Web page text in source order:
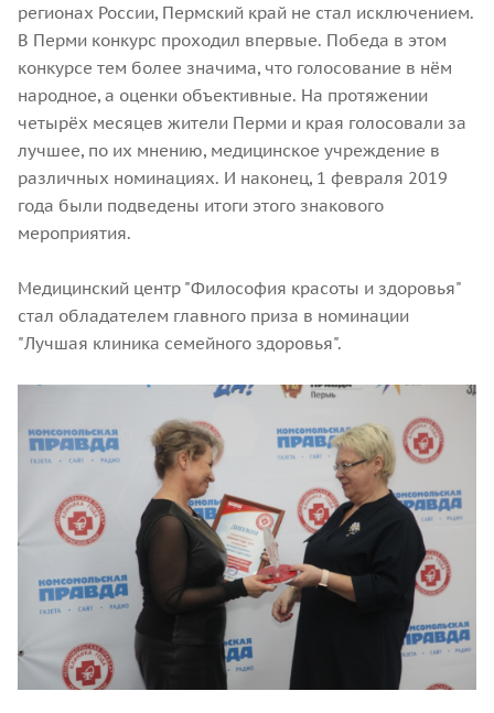
регионах России, Пермский край не стал исключением.
В Перми конкурс проходил впервые. Победа в этом
конкурсе тем более значима, что голосование в нём
народное, а оценки объективные. На протяжении
четырёх месяцев жители Перми и края голосовали за
лучшее, по их мнению, медицинское учреждение в
различных номинациях. И наконец, 1 февраля 2019
года были подведены итоги этого знакового
мероприятия.
Медицинский центр "Философия красоты и здоровья"
стал обладателем главного приза в номинации
"Лучшая клиника семейного здоровья".